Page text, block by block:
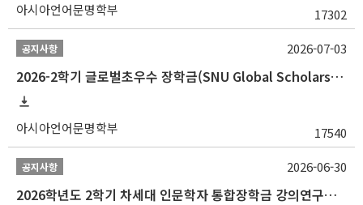
아시아언어문명학부 17302
공지사항
2026-2학기 글로벌초우수 장학금(SNU Global Scholarship, GS) 신청 안내(~7/12 23:00)
아시아언어문명학부 17540
2026-07-03
공지사항
2026학년도 2학기 차세대 인문학자 통합장학금 강의연구조교 선발 안내(~7/8)
2026-06-30